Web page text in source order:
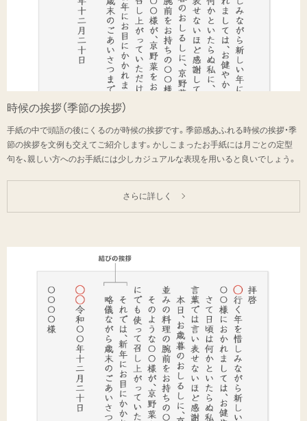
時候の挨拶（季節の挨拶）
手紙の中で頭語の後にくるのが時候の挨拶です。季節感あふれる時候の挨拶・季
節の挨拶を文例も交えてご紹介します。かしこまったお手紙には月ごとの定型
句を、親しい方へのお手紙には少しカジュアルな表現を用いると良いでしょう。
さらに詳しく